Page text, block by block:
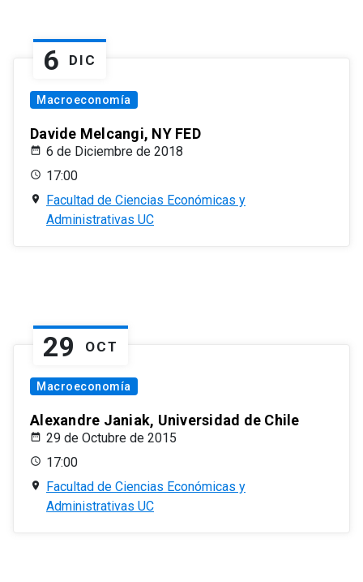
6 DIC
Macroeconomía
Davide Melcangi, NY FED
6 de Diciembre de 2018
17:00
Facultad de Ciencias Económicas y
Administrativas UC
29 OCT
Macroeconomía
Alexandre Janiak, Universidad de Chile
29 de Octubre de 2015
17:00
Facultad de Ciencias Económicas y
Administrativas UC